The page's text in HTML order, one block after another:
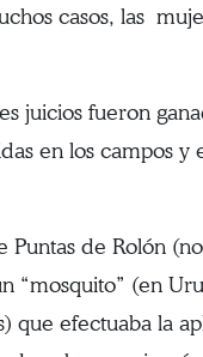
casos, las
juicios fueron
en los campos y
Puntas de Rolón
(en
que efectuaba la